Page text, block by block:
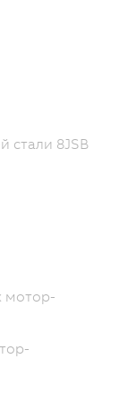
стали 8JSB
мотор-